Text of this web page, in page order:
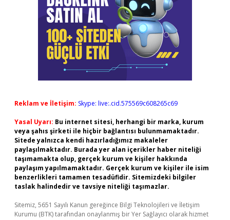
Reklam ve İletişim: Skype: live:.cid.575569c608265c69
Yasal Uyarı: Bu internet sitesi, herhangi bir marka, kurum
veya şahıs şirketi ile hiçbir bağlantısı bulunmamaktadır.
Sitede yalnızca kendi hazırladığımız makaleler
paylaşılmaktadır. Burada yer alan içerikler haber niteliği
taşımamakta olup, gerçek kurum ve kişiler hakkında
paylaşım yapılmamaktadır. Gerçek kurum ve kişiler ile isim
benzerlikleri tamamen tesadüfidir. Sitemizdeki bilgiler
taslak halindedir ve tavsiye niteliği taşımazlar.
Sitemiz, 5651 Sayılı Kanun gereğince Bilgi Teknolojileri ve İletişim
Kurumu (BTK) tarafından onaylanmış bir Yer Sağlayıcı olarak hizmet